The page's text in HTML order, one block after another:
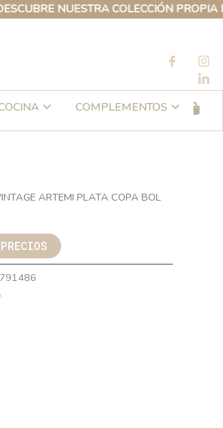
NUESTRA COLECCIÓN PROPIA DE
COMPLEMENTOS
ARTEMI PLATA COPA BOL